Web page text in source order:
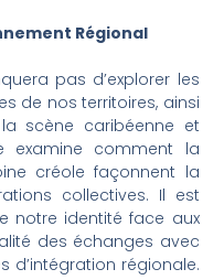
Régional
pas d’explorer les
de nos territoires, ainsi
scène caribéenne et
examine comment la
créole façonnent la
collectives. Il est
notre identité face aux
des échanges avec
d’intégration régionale.